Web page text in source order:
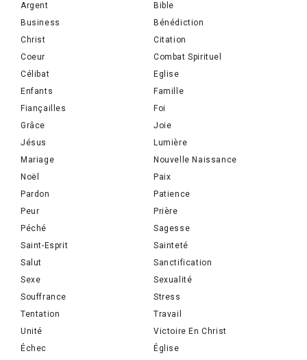
Argent
Bible
Business
Bénédiction
Christ
Citation
Coeur
Combat Spirituel
Célibat
Eglise
Enfants
Famille
Fiançailles
Foi
Grâce
Joie
Jésus
Lumière
Mariage
Nouvelle Naissance
Noël
Paix
Pardon
Patience
Peur
Prière
Péché
Sagesse
Saint-Esprit
Sainteté
Salut
Sanctification
Sexe
Sexualité
Souffrance
Stress
Tentation
Travail
Unité
Victoire En Christ
Échec
Église